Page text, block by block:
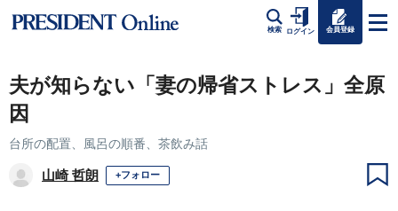
検索 ログイン 会員登録
夫が知らない「妻の帰省ストレス」全原
因
台所の配置、風呂の順番、茶飲み話
山崎 哲朗 +フォロー